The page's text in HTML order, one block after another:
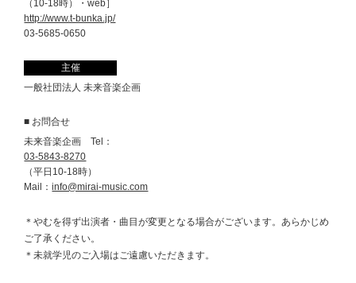
（10-18時）・web］
http://www.t-bunka.jp/
03-5685-0650
主催
一般社団法人 未来音楽企画
■ お問合せ
未来音楽企画 Tel：
03-5843-8270
（平日10-18時）
Mail：info@mirai-music.com
＊やむを得ず出演者・曲目が変更となる場合がございます。あらかじめ
ご了承ください。
＊未就学児のご入場はご遠慮いただきます。